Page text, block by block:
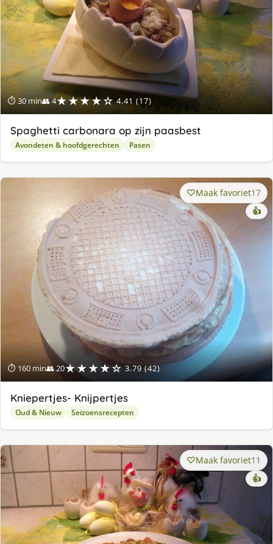
⏱ 30 min👥 4★★★★☆ 4.41 (17)
Spaghetti carbonara op zijn paasbest
Avondeten & hoofdgerechten Pasen
⏱ 160 min👥 20★★★★☆ 3.79 (42)
Maak favoriet17
👍
Kniepertjes- Knijpertjes
Oud & Nieuw Seizoensrecepten
Maak favoriet11
👍